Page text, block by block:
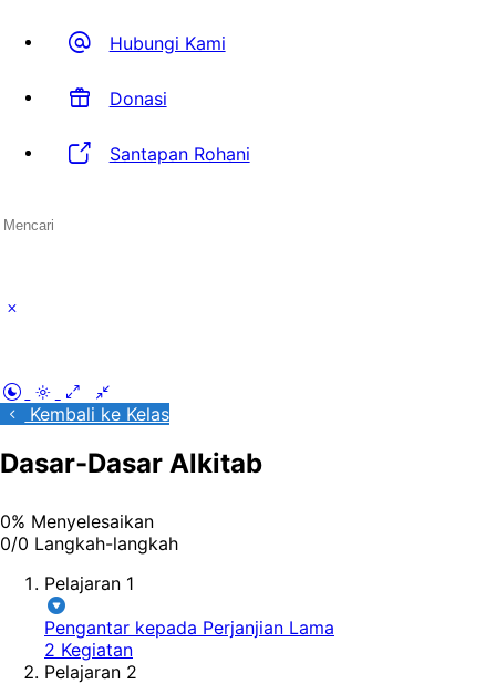
Hubungi Kami
Donasi
Santapan Rohani
Search
Kembali ke Kelas
Dasar-Dasar Alkitab
0% Menyelesaikan
0/0 Langkah-langkah
Pelajaran 1
Pengantar kepada Perjanjian Lama
2 Kegiatan
Pelajaran 2